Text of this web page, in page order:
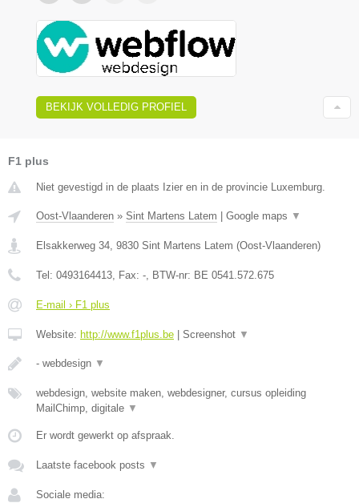
BEKIJK VOLLEDIG PROFIEL
F1 plus
Niet gevestigd in de plaats Izier en in de provincie Luxemburg.
Oost-Vlaanderen » Sint Martens Latem Google maps ▼
Elsakkerweg 34 9830 Sint Martens Latem (Oost-Vlaanderen)
Tel: 0493164413 , Fax: - , BTW-nr: BE 0541.572.675
E-mail › F1 plus
Website: http://www.f1plus.be Screenshot ▼
- webdesign ▼
webdesign, website maken, webdesigner, cursus opleiding
MailChimp, digitale ▼
Er wordt gewerkt op afspraak.
Laatste facebook posts ▼
Sociale media: